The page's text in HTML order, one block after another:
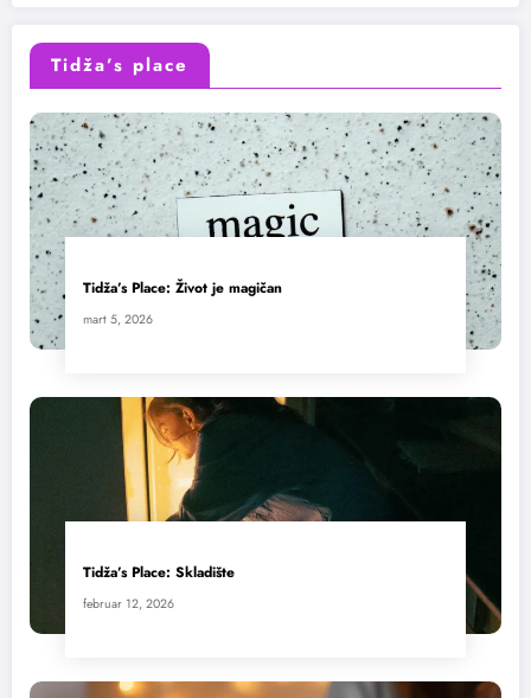
Tidža’s place
Tidža’s Place: Život je magičan
mart 5, 2026
Tidža’s Place: Skladište
februar 12, 2026